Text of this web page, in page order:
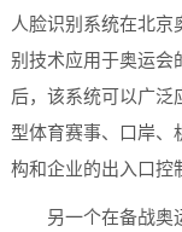
人脸识别系统在北京
别技术应用于奥运会
后，该系统可以广泛
型体育赛事、口岸、
构和企业的出入口控
另一个在备战奥运